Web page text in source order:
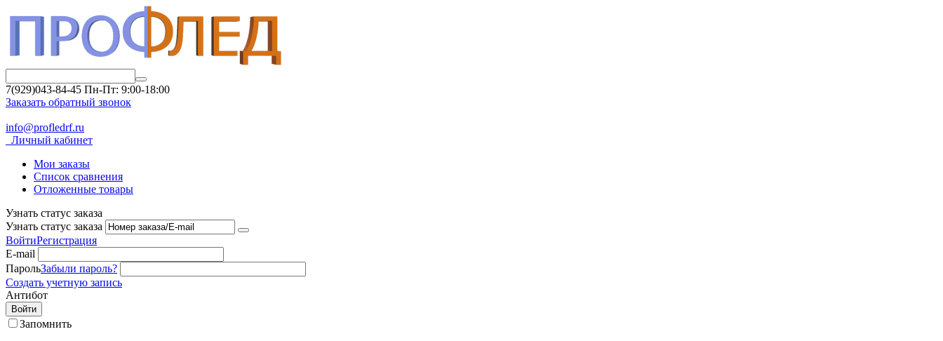
7(929)043-84-45 Пн-Пт: 9:00-18:00
Заказать обратный звонок
info@profledrf.ru
Личный кабинет
Мои заказы
Список сравнения
Отложенные товары
Узнать статус заказа
Узнать статус заказа
ВойтиРегистрация
E-mail
ПарольЗабыли пароль?
Создать учетную запись
Антибот
Войти
Запомнить